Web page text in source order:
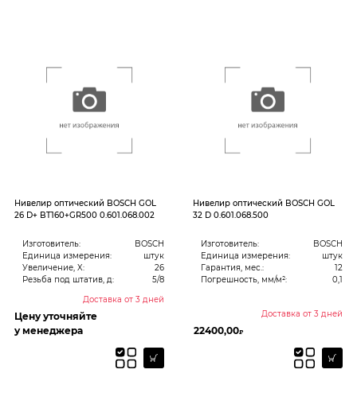
Нивелир оптический BOSCH GOL
26 D+ BT160+GR500 0.601.068.002
Изготовитель:
BOSCH
Единица измерения:
штук
Увеличение, X:
26
Резьба под штатив, д:
5/8
Доставка от 3 дней
Цену уточняйте
у менеджера
Нивелир оптический BOSCH GOL
32 D 0.601.068.500
Изготовитель:
BOSCH
Единица измерения:
штук
Гарантия, мес.:
12
Погрешность, мм/м²:
0,1
Доставка от 3 дней
22400,00₽